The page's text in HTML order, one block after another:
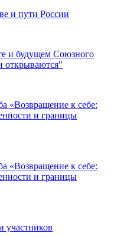
и пути России
и будущем Союзного
открываются"
«Возвращение к себе:
и границы
«Возвращение к себе:
и границы
участников